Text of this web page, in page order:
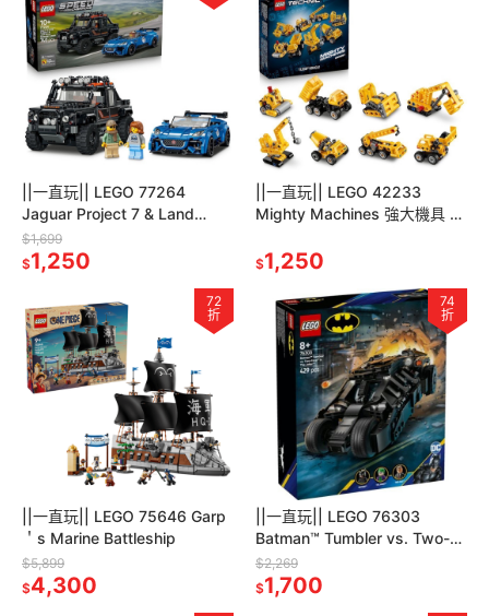
||一直玩|| LEGO 77264
Jaguar Project 7 & Land
Rover Defender
$1,699
$1,250
||一直玩|| LEGO 42233
Mighty Machines 強大機具 一
$1,250
72
折
||一直玩|| LEGO 75646 Garp
＇s Marine Battleship
$5,899
$4,300
74
折
||一直玩|| LEGO 76303
Batman™ Tumbler vs. Two-
Face™ & The Joke
$2,269
$1,700